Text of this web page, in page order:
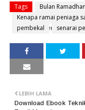
Tags Bulan Ramadhan
Kenapa ramai peniaga
dapatkan senarai
pembekal senarai
LEBIH LAMA
Download Ebook